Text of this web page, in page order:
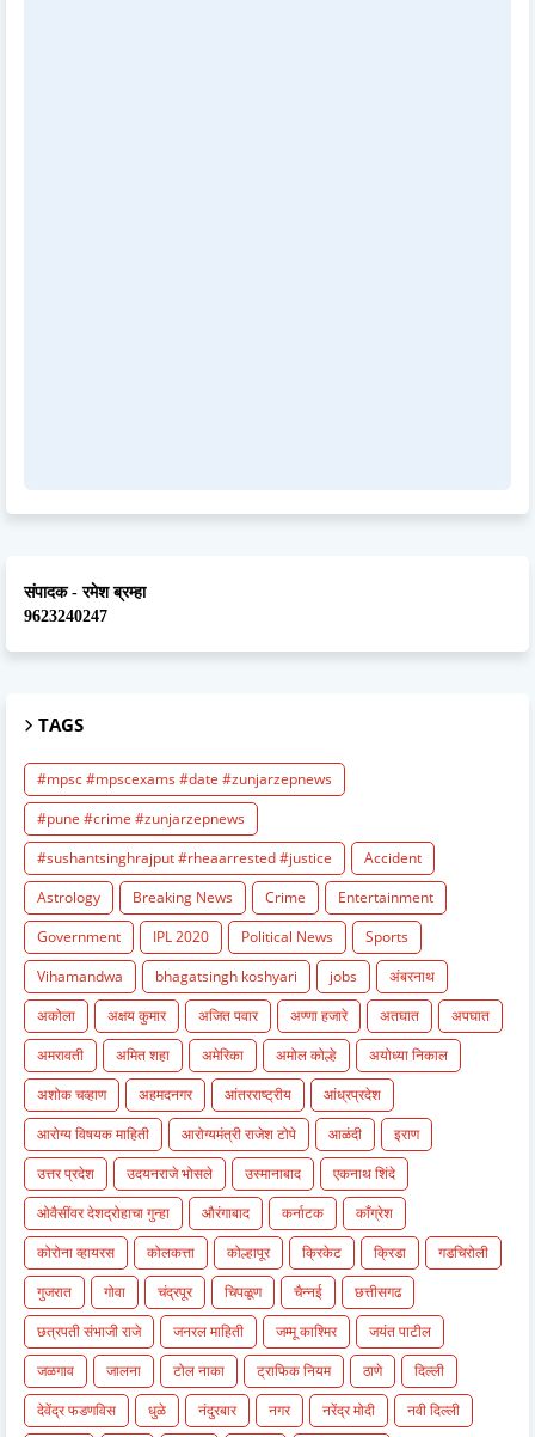
संपादक - रमेश ब्रम्हा
9623240247
TAGS
#mpsc #mpscexams #date #zunjarzepnews
#pune #crime #zunjarzepnews
#sushantsinghrajput #rheaarrested #justice
Accident
Astrology
Breaking News Crime
Entertainment
Government
IPL 2020 Political News
Sports
Vihamandwa
bhagatsingh koshyari jobs
अंबरनाथ
अकोला
अक्षय कुमार अजित पवार अण्णा हजारे अतघात
अपघात
अमरावती
अमित शहा अमेरिका अमोल कोल्हे
अयोध्या निकाल
अशोक चव्हाण
अहमदनगर आंतरराष्ट्रीय
आंध्रप्रदेश
आरोग्य विषयक माहिती
आरोग्यमंत्री राजेश टोपे आळंदी
इराण
उत्तर प्रदेश
उदयनराजे भोसले उस्मानाबाद
एकनाथ शिंदे
ओवैसींवर देशद्रोहाचा गुन्हा
औरंगाबाद कर्नाटक
काँग्रेश
कोरोना व्हायरस
कोलकत्ता कोल्हापूर क्रिकेट क्रिडा
गडचिरोली
गुजरात
गोवा चंद्रपूर चिपळूण चैन्नई
छत्तीसगढ
छत्रपती संभाजी राजे
जनरल माहिती जम्मू काश्मिर
जयंत पाटील
जळगाव
जालना टोल नाका ट्राफिक नियम ठाणे
दिल्ली
देवेंद्र फडणविस
धुळे नंदुरबार नगर नरेंद्र मोदी नवी दिल्ली